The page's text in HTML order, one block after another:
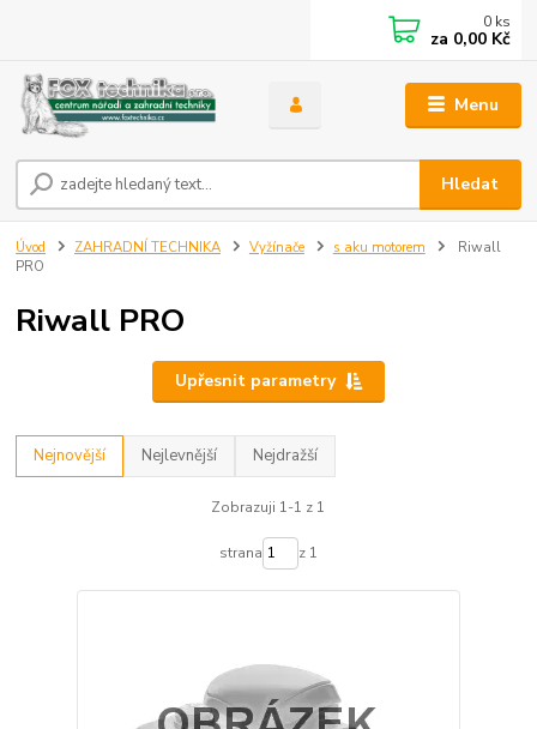
Menu
Hledat
0 ks
za 0,00 Kč
Úvod ZAHRADNÍ TECHNIKA Vyžínače s aku motorem
Riwall
PRO
Riwall PRO
Upřesnit parametry
Nejnovější Nejlevnější Nejdražší
Zobrazuji 1-1 z 1
strana z 1